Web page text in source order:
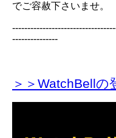
でご容赦下さいませ。
---------------
＞＞WatchBellの